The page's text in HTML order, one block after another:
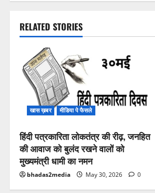
RELATED STORIES
खास ख़बर मीडिया पे फैसले
हिंदी पत्रकारिता लोकतंत्र की रीढ़, जनहित
की आवाज को बुलंद रखने वालों को
मुख्यमंत्री धामी का नमन
bhadas2media May 30, 2026 0